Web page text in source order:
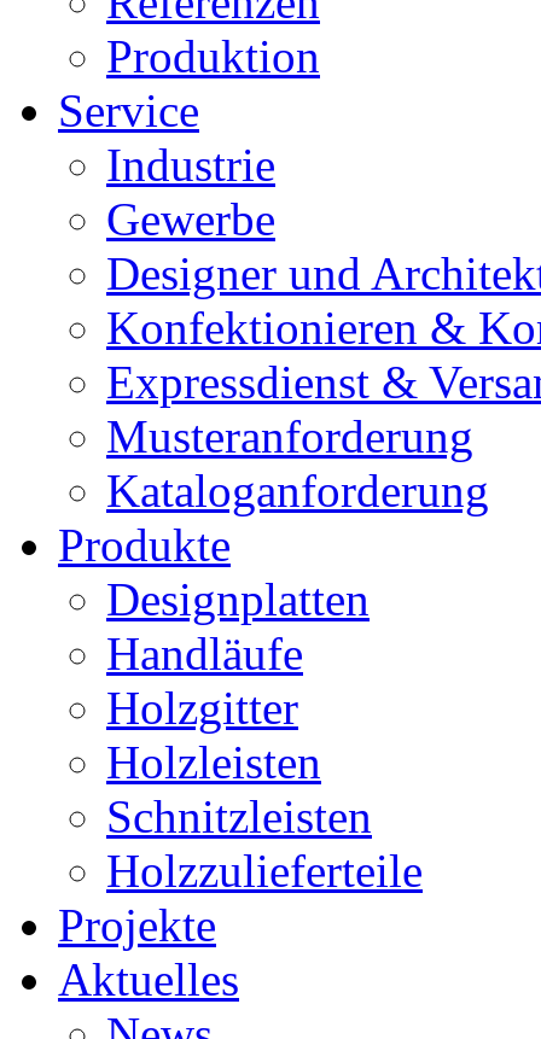
Produktion
Service
Industrie
Gewerbe
Designer und
Konfektionieren &
Expressdienst &
Musteranforderung
Kataloganforderung
Produkte
Designplatten
Handläufe
Holzgitter
Holzleisten
Schnitzleisten
Holzzulieferteile
Projekte
Aktuelles